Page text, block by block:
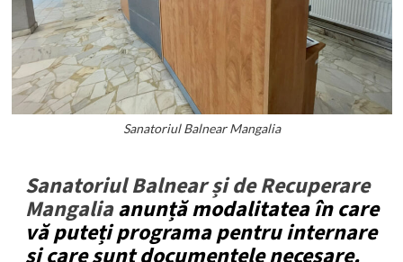
Sanatoriul Balnear Mangalia
Sanatoriul Balnear și de Recuperare
Mangaliaanunță modalitatea în care
vă puteți programa pentru internare